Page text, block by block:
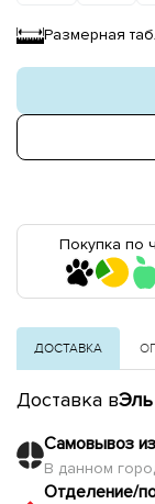
Размерная
Покупка по
ДОСТАВКА
Доставка в
Самовывоз
В данном
Отделение/